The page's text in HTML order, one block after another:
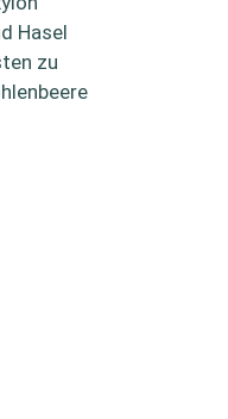
Hasel
zu